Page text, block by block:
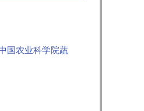
国农业科学院蔬